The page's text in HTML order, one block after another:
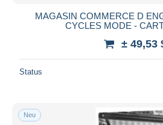
MAGASIN COMMERCE D
CYCLES MODE -
± 49,53
Status
Neu